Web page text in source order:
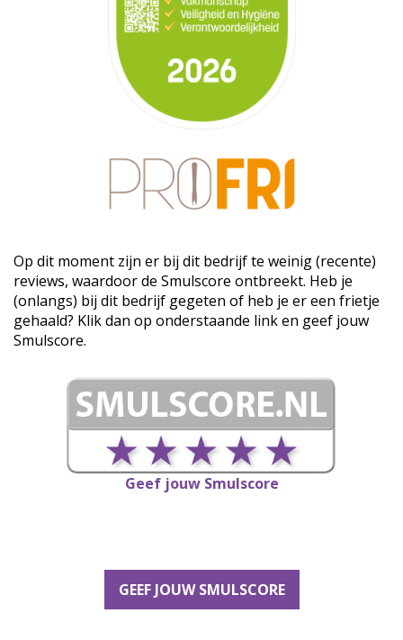
Op dit moment zijn er bij dit bedrijf te weinig (recente)
reviews, waardoor de Smulscore ontbreekt. Heb je
(onlangs) bij dit bedrijf gegeten of heb je er een frietje
gehaald? Klik dan op onderstaande link en geef jouw
Smulscore.
Geef jouw Smulscore
GEEF JOUW SMULSCORE